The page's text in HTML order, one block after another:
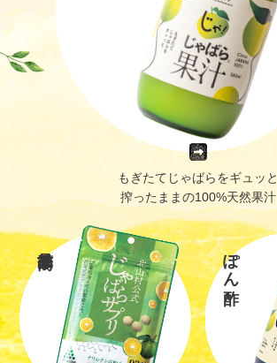
もぎたてじゃばらをギュッと
搾ったままの100%天然果汁
ぽん酢